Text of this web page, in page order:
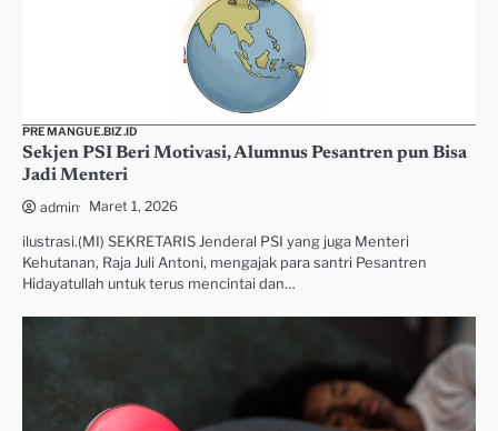
PREMANGUE.BIZ.ID
Sekjen PSI Beri Motivasi, Alumnus Pesantren pun Bisa
Jadi Menteri
admin Maret 1, 2026
ilustrasi.(MI) SEKRETARIS Jenderal PSI yang juga Menteri
Kehutanan, Raja Juli Antoni, mengajak para santri Pesantren
Hidayatullah untuk terus mencintai dan…